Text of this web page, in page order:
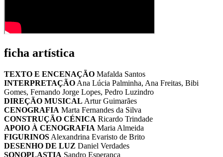
ficha artística
TEXTO E ENCENAÇÃO Mafalda Santos
INTERPRETAÇÃO Ana Lúcia Palminha, Ana Freitas, Bibi
Gomes, Fernando Jorge Lopes, Pedro Luzindro
DIREÇÃO MUSICAL Artur Guimarães
CENOGRAFIA Marta Fernandes da Silva
CONSTRUÇÃO CÉNICA Ricardo Trindade
APOIO À CENOGRAFIA Maria Almeida
FIGURINOS Alexandrina Evaristo de Brito
DESENHO DE LUZ Daniel Verdades
SONOPLASTIA Sandro Esperança